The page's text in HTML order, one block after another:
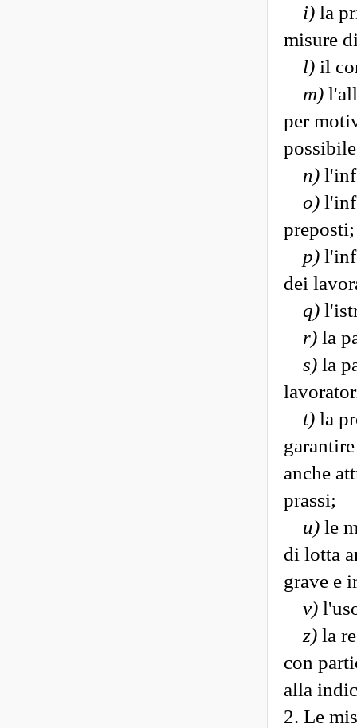
i) la
misure
l) il
m)
per
n)
o)
preposti;
p)
dei
q)
r) la
s) la
t) la
anche
prassi;
u) le
di lotta
grave e
v)
z) la
con
alla
2. Le